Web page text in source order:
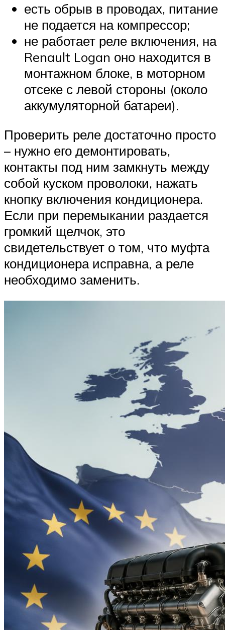
есть обрыв в проводах, питание
не подается на компрессор;
не работает реле включения, на
Renault Logan оно находится в
монтажном блоке, в моторном
отсеке с левой стороны (около
аккумуляторной батареи).
Проверить реле достаточно просто
– нужно его демонтировать,
контакты под ним замкнуть между
собой куском проволоки, нажать
кнопку включения кондиционера.
Если при перемыкании раздается
громкий щелчок, это
свидетельствует о том, что муфта
кондиционера исправна, а реле
необходимо заменить.